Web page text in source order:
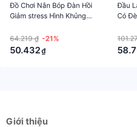
Đồ Chơi Nắn Bóp Đàn Hồi
Giảm stress Hình Khủng
64.219 ₫ -21%
50.432₫
Đầu
Có
Sinh
Giới thiệu